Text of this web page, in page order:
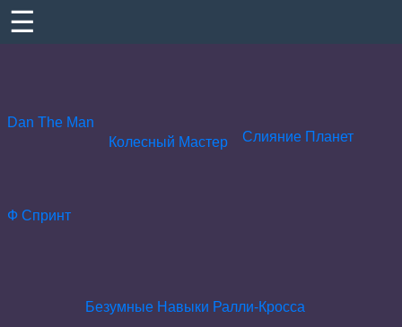
☰
Dan The Man
Колесный Мастер
Слияние Планет
Ф Спринт
Безумные Навыки Ралли-Кросса